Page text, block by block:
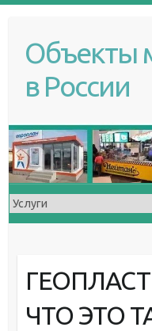
Объекты
в России
ЧТО ЭТО